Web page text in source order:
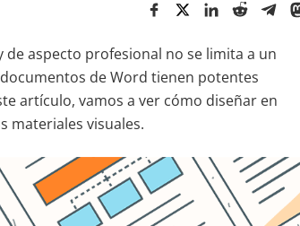
aspecto profesional no se limita a un
de Word tienen potentes
artículo, vamos a ver cómo diseñar en
materiales visuales.